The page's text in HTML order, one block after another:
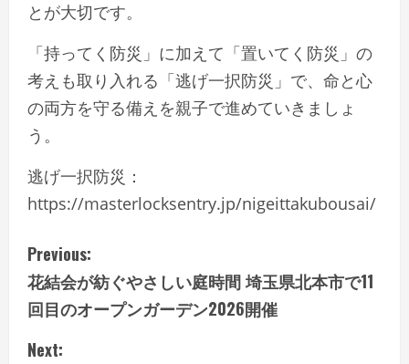
とが大切です。
「持ってく防災」に加えて「置いてく防災」の
考えも取り入れる「逃げ一択防災」で、命と心
の両方を守る備えを親子で進めていきましょ
う。
逃げ一択防災：
https://masterlocksentry.jp/nigeittakubousai/
C
o
n
Previous:
花結会が紡ぐやさしい庭時間 埼玉県北本市で11
回目のオープンガーデン2026開催
Next: